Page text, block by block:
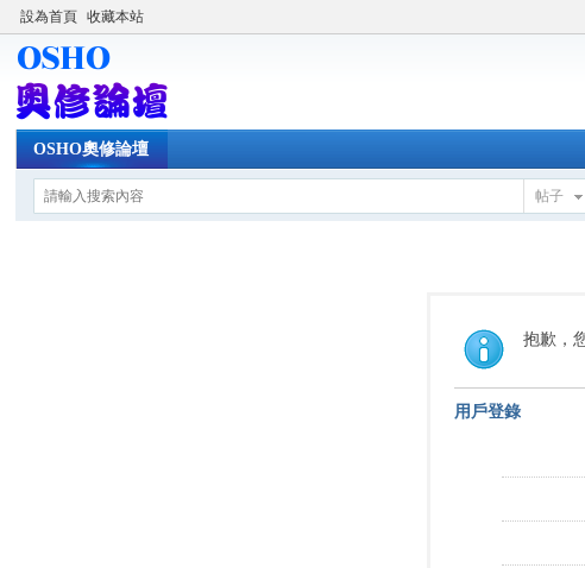
設為首頁 收藏本站
OSHO奧修論壇
帖子
抱歉，
用戶登錄